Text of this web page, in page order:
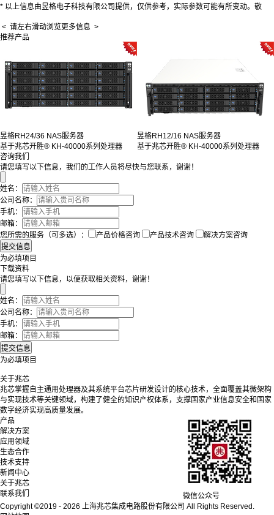
* 以上信息由昱格电子科技有限公司提供，仅供参考，实际参数可能有所变动。敬
< 请左右滑动浏览更多信息 >
推荐产品
昱格RH24/36 NAS服务器
基于兆芯开胜® KH-40000系列处理器
昱格RH12/16 NAS服务器
基于兆芯开胜® KH-40000系列处理器
咨询我们
请您填写以下信息，我们的工作人员将尽快与您联系，谢谢！
姓名：
公司名称：
手机：
邮箱：
您所需的服务（可多选）：
产品价格咨询 产品技术咨询 解决方案咨询
为必填项目
下载资料
请您填写以下信息，以便获取相关资料，谢谢！
姓名：
公司名称：
手机：
邮箱：
为必填项目
关于兆芯
兆芯掌握自主通用处理器及其系统平台芯片研发设计的核心技术，全面覆盖其微架构
与实现技术等关键领域，构建了健全的知识产权体系，支撑国家产业信息安全和国家
数字经济实现高质量发展。
产品
解决方案
应用领域
生态合作
技术支持
新闻中心
关于兆芯
联系我们
微信公众号
Copyright ©2019 - 2026 上海兆芯集成电路股份有限公司 All Rights Reserved.